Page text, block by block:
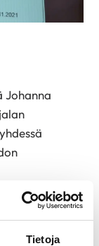
Tietoja
Johanna